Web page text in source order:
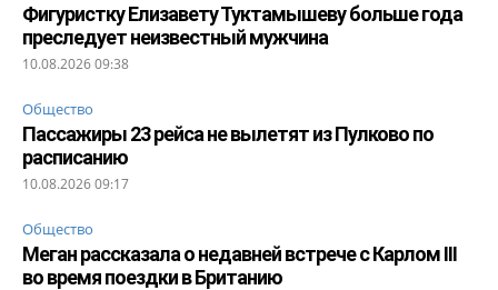
Фигуристку Елизавету Туктамышеву больше года
преследует неизвестный мужчина
10.08.2026 09:38
Общество
Пассажиры 23 рейса не вылетят из Пулково по
расписанию
10.08.2026 09:17
Общество
Меган рассказала о недавней встрече с Карлом III
во время поездки в Британию